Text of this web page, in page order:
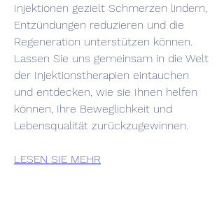
Injektionen gezielt Schmerzen lindern,
Entzündungen reduzieren und die
Regeneration unterstützen können.
Lassen Sie uns gemeinsam in die Welt
der Injektionstherapien eintauchen
und entdecken, wie sie Ihnen helfen
können, Ihre Beweglichkeit und
Lebensqualität zurückzugewinnen.
LESEN SIE MEHR